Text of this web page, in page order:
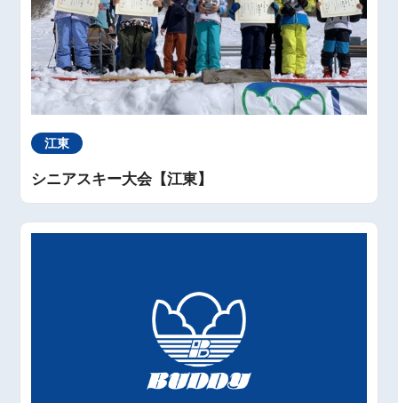
江東
シニアスキー大会【江東】